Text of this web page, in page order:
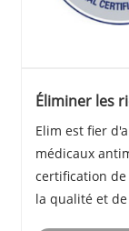
Éliminer les
Elim est fier
médicaux
certification de
la qualité et